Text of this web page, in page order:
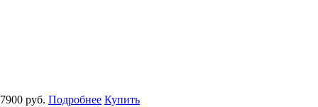
руб. Подробнее Купить